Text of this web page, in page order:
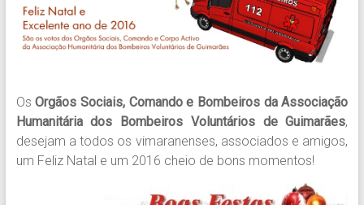
OsOrgãos Sociais, Comando e Bombeiros da Associação
Humanitária dos Bombeiros Voluntários de Guimarães,
desejam a todos os vimaranenses, associados e amigos,
um Feliz Natal e um 2016 cheio de bons momentos!